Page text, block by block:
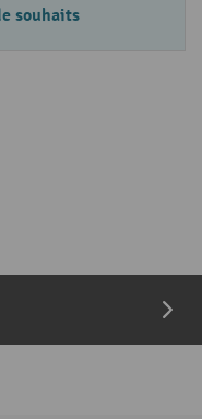
souhaits